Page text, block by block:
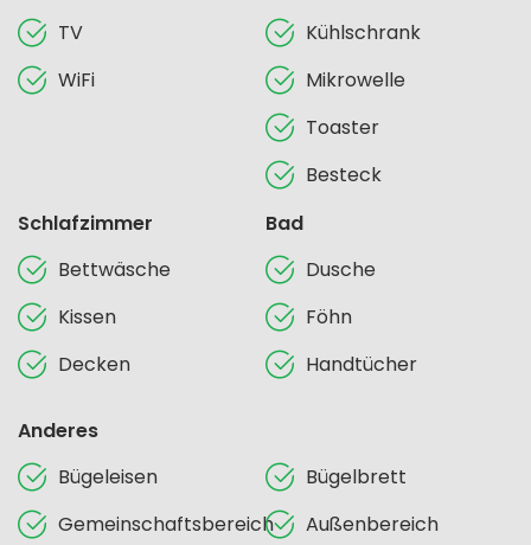
TV
WiFi
Kühlschrank
Mikrowelle
Toaster
Besteck
Schlafzimmer
Bettwäsche
Kissen
Decken
Bad
Dusche
Föhn
Handtücher
Anderes
Bügeleisen
Bügelbrett
Gemeinschaftsbereich
Außenbereich